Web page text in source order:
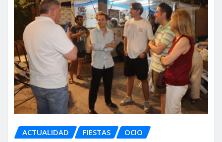
ACTUALIDAD FIESTAS OCIO